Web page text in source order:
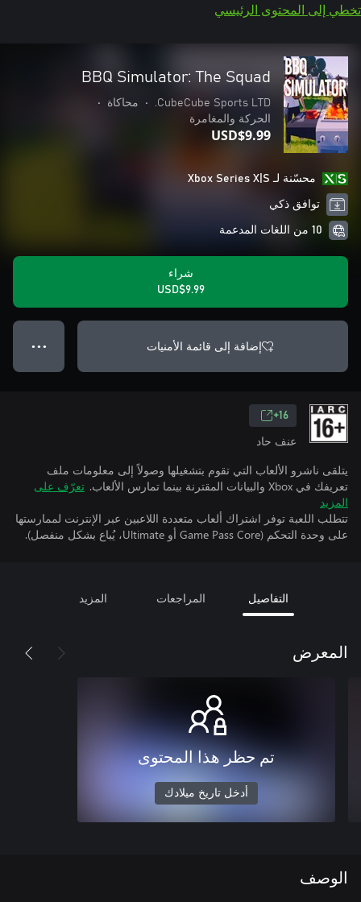
تخطي إلى المحتوى الرئيسي
BBQ Simulator: The Squad
CubeCube Sports LTD.
• محاكاة
•
الحركة والمغامرة
USD$9.99
محسّنة لـ Xbox Series X|S
توافق ذكي
10 من اللغات المدعمة
شراء
USD$9.99
إضافة إلى قائمة الأمنيات ● ● ●
16+
عنف حاد
يتلقى ناشرو الألعاب التي تقوم بتشغيلها وصولاً إلى معلومات ملف
تعريفك في Xbox والبيانات المقترنة بينما تمارس الألعاب.
تعرّف على
المزيد
تتطلب اللعبة توفر اشتراك ألعاب متعددة اللاعبين عبر الإنترنت لممارستها
على وحدة التحكم (Game Pass Core أو Ultimate، يُباع بشكل منفصل).
التفاصيل المراجعات المزيد
المعرض
تم حظر هذا المحتوى
أدخل تاريخ ميلادك
الوصف